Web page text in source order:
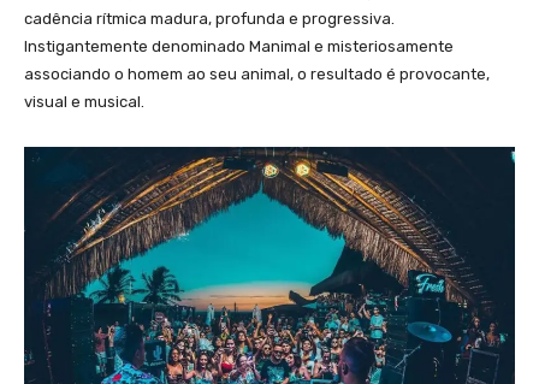
cadência rítmica madura, profunda e progressiva.
Instigantemente denominado Manimal e misteriosamente
associando o homem ao seu animal, o resultado é provocante,
visual e musical.